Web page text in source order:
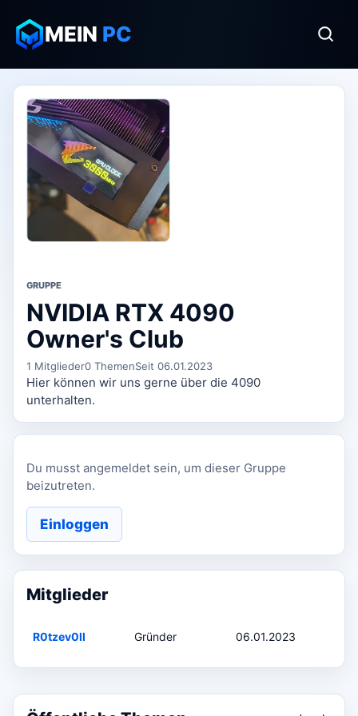
MEIN PC
GRUPPE
NVIDIA RTX 4090
Owner's Club
1 Mitglieder0 ThemenSeit 06.01.2023
Hier können wir uns gerne über die 4090
unterhalten.
Du musst angemeldet sein, um dieser Gruppe
beizutreten.
Einloggen
Mitglieder
R0tzev0ll Gründer 06.01.2023